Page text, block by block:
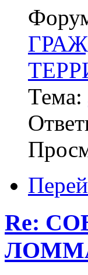
Тема:
Re: